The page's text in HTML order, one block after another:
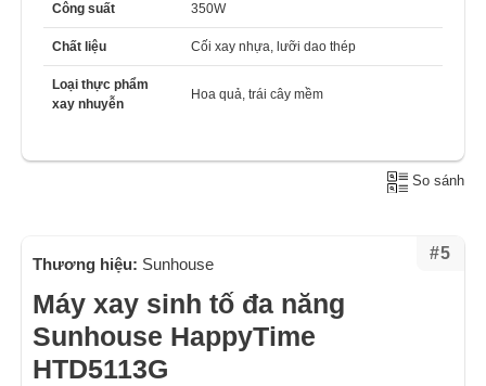
Công suất 350W
Chất liệu Cối xay nhựa, lưỡi dao thép
Loại thực phẩm
xay nhuyễn
Hoa quả, trái cây mềm
So sánh
#5
Thương hiệu: Sunhouse
Máy xay sinh tố đa năng
Sunhouse HappyTime
HTD5113G